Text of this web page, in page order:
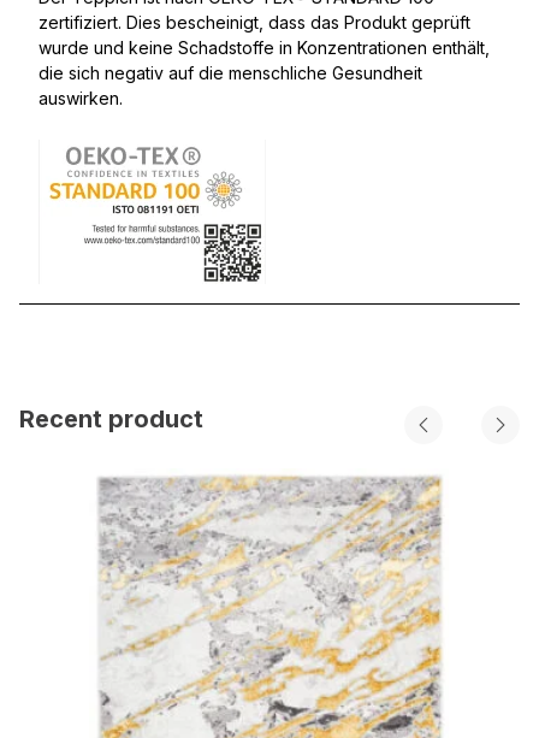
zertifiziert. Dies bescheinigt, dass das Produkt geprüft
wurde und keine Schadstoffe in Konzentrationen enthält,
die sich negativ auf die menschliche Gesundheit
auswirken.
Recent product